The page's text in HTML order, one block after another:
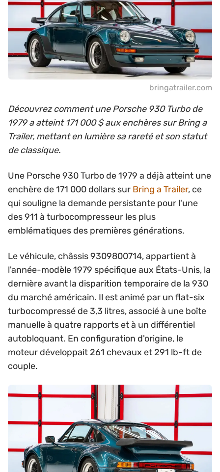
bringatrailer.com
Découvrez comment une Porsche 930 Turbo de
1979 a atteint 171 000 $ aux enchères sur Bring a
Trailer, mettant en lumière sa rareté et son statut
de classique.
Une Porsche 930 Turbo de 1979 a déjà atteint une
enchère de 171 000 dollars sur Bring a Trailer, ce
qui souligne la demande persistante pour l'une
des 911 à turbocompresseur les plus
emblématiques des premières générations.
Le véhicule, châssis 9309800714, appartient à
l'année-modèle 1979 spécifique aux États-Unis, la
dernière avant la disparition temporaire de la 930
du marché américain. Il est animé par un flat-six
turbocompressé de 3,3 litres, associé à une boîte
manuelle à quatre rapports et à un différentiel
autobloquant. En configuration d'origine, le
moteur développait 261 chevaux et 291 lb-ft de
couple.